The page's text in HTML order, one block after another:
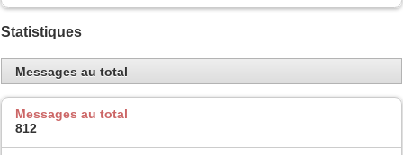
Statistiques
Messages au total
Messages au total
812